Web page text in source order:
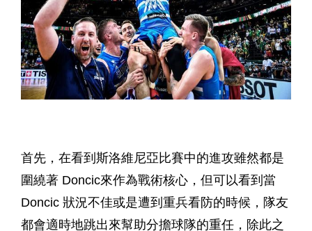
首先，在看到斯洛維尼亞比賽中的進攻雖然都是
圍繞著 Doncic來作為戰術核心，但可以看到當
Doncic 狀況不佳或是遭到重兵看防的時候，隊友
都會適時地跳出來幫助分擔球隊的重任，除此之